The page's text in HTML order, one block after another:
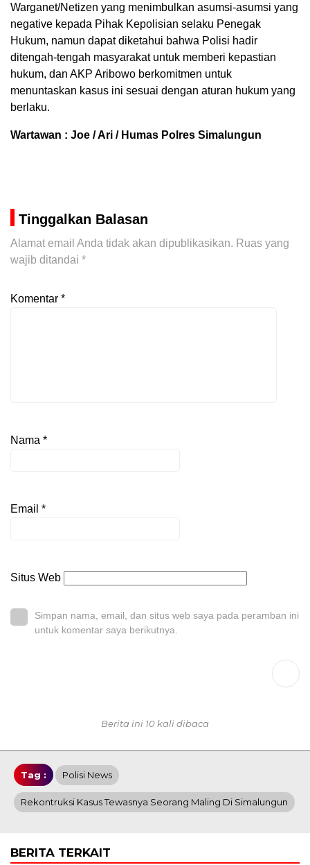
Warganet/Netizen yang menimbulkan asumsi-asumsi yang
negative kepada Pihak Kepolisian selaku Penegak
Hukum, namun dapat diketahui bahwa Polisi hadir
ditengah-tengah masyarakat untuk memberi kepastian
hukum, dan AKP Aribowo berkomitmen untuk
menuntaskan kasus ini sesuai dengan aturan hukum yang
berlaku.
Wartawan : Joe / Ari / Humas Polres Simalungun
Tinggalkan Balasan
Alamat email Anda tidak akan dipublikasikan. Ruas yang
wajib ditandai *
Komentar *
Nama *
Email *
Situs Web
Simpan nama, email, dan situs web saya pada peramban ini
untuk komentar saya berikutnya.
Berita ini 10 kali dibaca
Tag : Polisi News
Rekontruksi Kasus Tewasnya Seorang Maling Di Simalungun
BERITA TERKAIT